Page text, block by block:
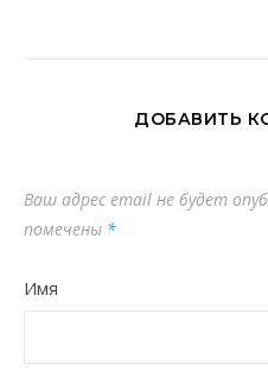
ДОБАВИТЬ
Ваш адрес email не будет
помечены *
Имя